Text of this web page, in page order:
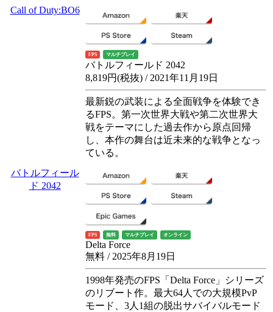
Call of Duty:BO6
バトルフィール
ド 2042
FPS マルチプレイ
バトルフィールド 2042
8,819円(税抜) / 2021年11月19日
最新鋭の武装による全面戦争を体験でき
るFPS。第一次世界大戦や第二次世界大
戦をテーマにした過去作から原点回帰
し、本作の舞台は近未来的な戦争となっ
ている。
FPS 無料 マルチプレイ オンライン
Delta Force
無料 / 2025年8月19日
1998年発売のFPS「Delta Force」シリーズ
のリブート作。最大64人での大規模PvP
モード、3人1組の脱出サバイバルモード